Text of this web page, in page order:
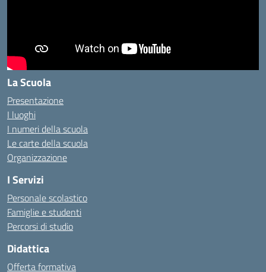
La Scuola
Presentazione
I luoghi
I numeri della scuola
Le carte della scuola
Organizzazione
I Servizi
Personale scolastico
Famiglie e studenti
Percorsi di studio
Didattica
Offerta formativa